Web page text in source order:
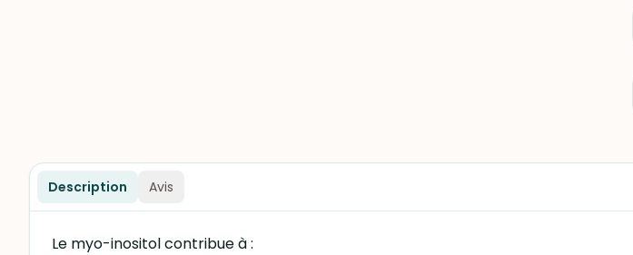
Description Avis
Le myo-inositol contribue à :